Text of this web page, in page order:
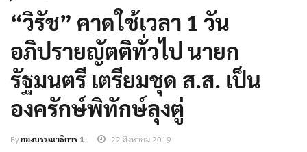
“วิรัช” คาดใช้เวลา 1 วัน
อภิปรายญัตติทั่วไป นายก
รัฐมนตรี เตรียมชุด ส.ส. เป็น
องครักษ์พิทักษ์ลุงตู่
Byกองบรรณาธิการ 1 22 สิงหาคม 2019